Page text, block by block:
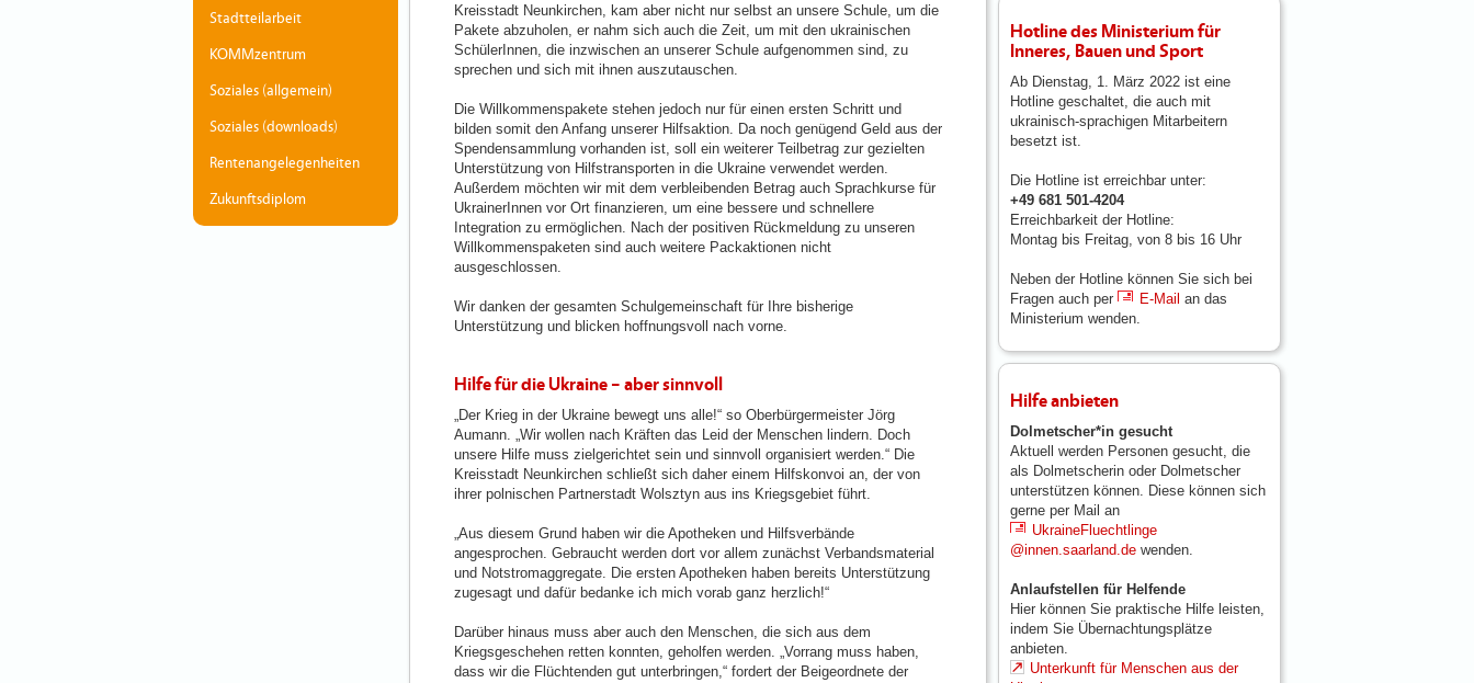
Stadtteilarbeit
KOMMzentrum
Soziales (allgemein)
Soziales (downloads)
Rentenangelegenheiten
Zukunftsdiplom
Kreisstadt Neunkirchen, kam aber nicht nur selbst an unsere Schule, um die
Pakete abzuholen, er nahm sich auch die Zeit, um mit den ukrainischen
SchülerInnen, die inzwischen an unserer Schule aufgenommen sind, zu
sprechen und sich mit ihnen auszutauschen.
Die Willkommenspakete stehen jedoch nur für einen ersten Schritt und
bilden somit den Anfang unserer Hilfsaktion. Da noch genügend Geld aus der
Spendensammlung vorhanden ist, soll ein weiterer Teilbetrag zur gezielten
Unterstützung von Hilfstransporten in die Ukraine verwendet werden.
Außerdem möchten wir mit dem verbleibenden Betrag auch Sprachkurse für
UkrainerInnen vor Ort finanzieren, um eine bessere und schnellere
Integration zu ermöglichen. Nach der positiven Rückmeldung zu unseren
Willkommenspaketen sind auch weitere Packaktionen nicht
ausgeschlossen.
Wir danken der gesamten Schulgemeinschaft für Ihre bisherige
Unterstützung und blicken hoffnungsvoll nach vorne.
Hilfe für die Ukraine – aber sinnvoll
„Der Krieg in der Ukraine bewegt uns alle!“ so Oberbürgermeister Jörg
Aumann. „Wir wollen nach Kräften das Leid der Menschen lindern. Doch
unsere Hilfe muss zielgerichtet sein und sinnvoll organisiert werden.“ Die
Kreisstadt Neunkirchen schließt sich daher einem Hilfskonvoi an, der von
ihrer polnischen Partnerstadt Wolsztyn aus ins Kriegsgebiet führt.
„Aus diesem Grund haben wir die Apotheken und Hilfsverbände
angesprochen. Gebraucht werden dort vor allem zunächst Verbandsmaterial
und Notstromaggregate. Die ersten Apotheken haben bereits Unterstützung
zugesagt und dafür bedanke ich mich vorab ganz herzlich!“
Darüber hinaus muss aber auch den Menschen, die sich aus dem
Kriegsgeschehen retten konnten, geholfen werden. „Vorrang muss haben,
dass wir die Flüchtenden gut unterbringen,“ fordert der Beigeordnete der
Hotline des Ministerium für
Inneres, Bauen und Sport
Ab Dienstag, 1. März 2022 ist eine
Hotline geschaltet, die auch mit
ukrainisch-sprachigen Mitarbeitern
besetzt ist.
Die Hotline ist erreichbar unter:
+49 681 501-4204
Erreichbarkeit der Hotline:
Montag bis Freitag, von 8 bis 16 Uhr
Neben der Hotline können Sie sich bei
Fragen auch per
E-Mail an das
Ministerium wenden.
Hilfe anbieten
Dolmetscher*in gesucht
Aktuell werden Personen gesucht, die
als Dolmetscherin oder Dolmetscher
unterstützen können. Diese können sich
gerne per Mail an
UkraineFluechtlinge
@innen.saarland.dewenden.
Anlaufstellen für Helfende
Hier können Sie praktische Hilfe leisten,
indem Sie Übernachtungsplätze
anbieten.
Unterkunft für Menschen aus der